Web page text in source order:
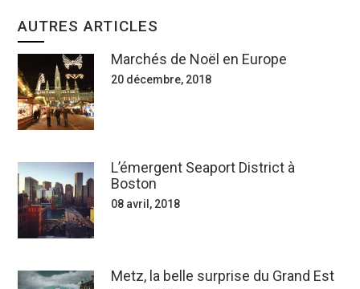
AUTRES ARTICLES
Marchés de Noël en Europe
20 décembre, 2018
L’émergent Seaport District à
Boston
08 avril, 2018
Metz, la belle surprise du Grand Est